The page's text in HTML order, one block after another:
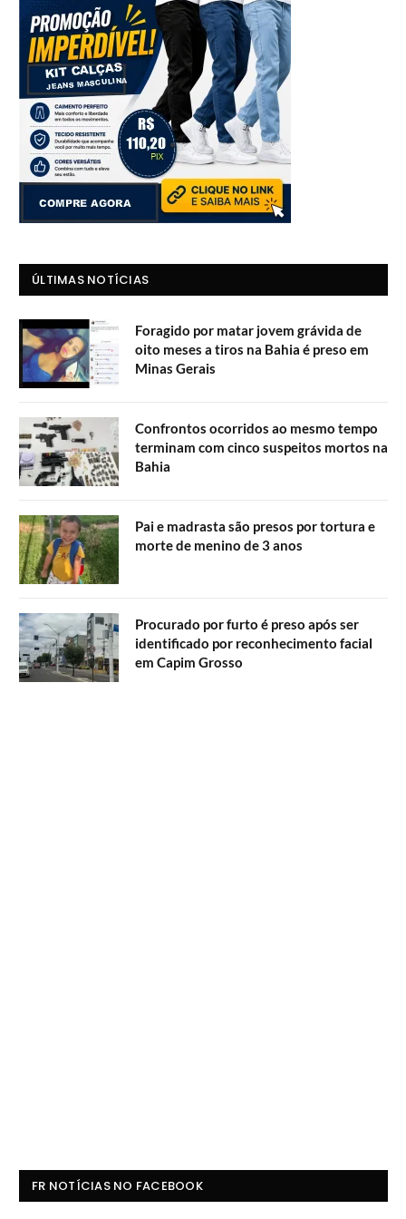
ÚLTIMAS NOTÍCIAS
Foragido por matar jovem grávida de
oito meses a tiros na Bahia é preso em
Minas Gerais
Confrontos ocorridos ao mesmo tempo
terminam com cinco suspeitos mortos na
Bahia
Pai e madrasta são presos por tortura e
morte de menino de 3 anos
Procurado por furto é preso após ser
identificado por reconhecimento facial
em Capim Grosso
FR NOTÍCIAS NO FACEBOOK